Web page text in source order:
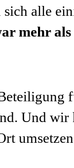
sich alle
mehr
Und